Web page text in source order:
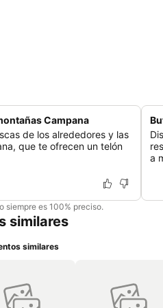
Campana
de los alrededores y las
que te ofrecen un telón
a
siempre es 100% preciso.
similares
similares